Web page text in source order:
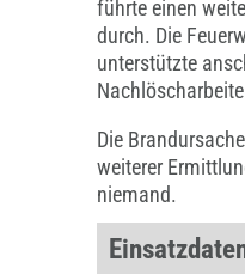
führte einen
durch. Die
unterstützte
Die
weiterer
niemand.